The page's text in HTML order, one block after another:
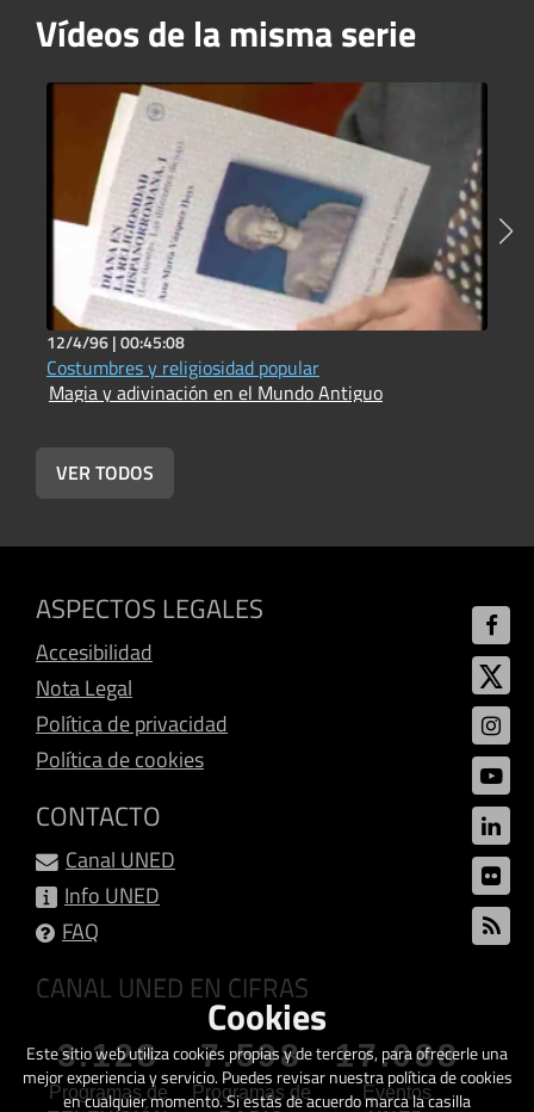
Vídeos de la misma serie
12/4/96 |00:45:08
Costumbres y religiosidad popular
Magia y adivinación en el Mundo Antiguo
VER TODOS
ASPECTOS LEGALES
Accesibilidad
Nota Legal
Política de privacidad
Política de cookies
CONTACTO
Canal UNED
Info UNED
FAQ
CANAL UNED EN CIFRAS
3.128
Programas de
7.598
Programas de
17.088
Eventos
Cookies
Este sitio web utiliza cookies propias y de terceros, para ofrecerle una
mejor experiencia y servicio. Puedes revisar nuestra política de cookies
en cualquier momento. Si estás de acuerdo marca la casilla